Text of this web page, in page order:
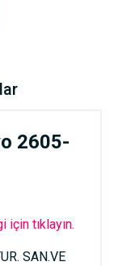
2605-
tıklayın.
SAN.VE